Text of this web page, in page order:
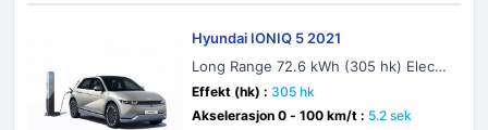
Hyundai IONIQ 5 2021
Long Range 72.6 kWh (305 hk) Electri
c AWD
Effekt (hk) : 305 hk
Akselerasjon 0 - 100 km/t : 5.2 sek